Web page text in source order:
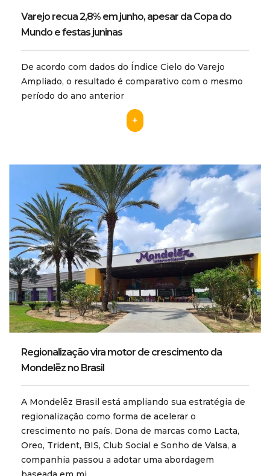
Varejo recua 2,8% em junho, apesar da Copa do
Mundo e festas juninas
De acordo com dados do Índice Cielo do Varejo
Ampliado, o resultado é comparativo com o mesmo
período do ano anterior
+
Regionalização vira motor de crescimento da
Mondelēz no Brasil
A Mondelēz Brasil está ampliando sua estratégia de
regionalização como forma de acelerar o
crescimento no país. Dona de marcas como Lacta,
Oreo, Trident, BIS, Club Social e Sonho de Valsa, a
companhia passou a adotar uma abordagem